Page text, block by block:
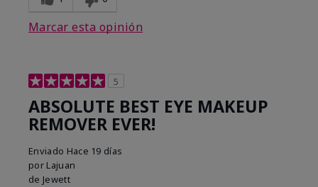
Marcar esta opinión
5
ABSOLUTE BEST EYE MAKEUP
REMOVER EVER!
Enviado Hace 19 días
por Lajuan
de Jewett